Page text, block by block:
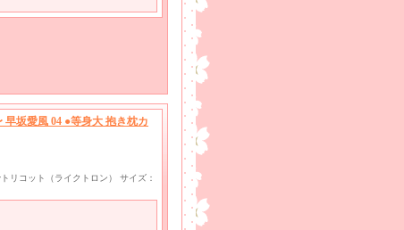
坂愛風 04 ●等身大 抱き枕カ
リコット（ライクトロン） サイズ：